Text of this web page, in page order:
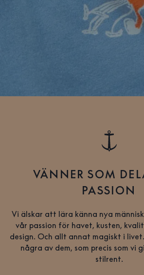
VÄNNER SOM
PASSION
Vi älskar att lära känna nya
vår passion för havet, kusten,
design. Och allt annat magiskt i
några av dem, som precis som vi
stilrent.